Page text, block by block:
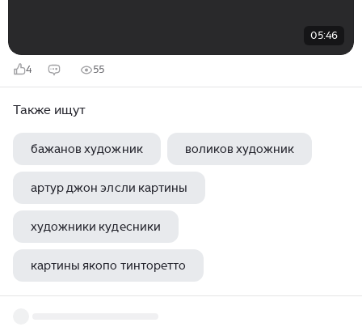
05:46
4 55
Также ищут
бажанов художник воликов художник
артур джон элсли картины
художники кудесники
картины якопо тинторетто